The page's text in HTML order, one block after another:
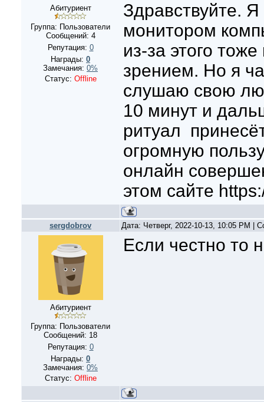
Абитуриент
Группа: Пользователи
Сообщений: 4
Репутация: 0
Награды: 0
Замечания: 0%
Статус: Offline
Здравствуйте.
монитором
из-за этого
зрением. Но я
слушаю свою
10 минут и
ритуал
огромную
онлайн
этом сайте
sergdobrov Дата: Четверг, 2022-10-13, 10:05 PM |
Абитуриент
Группа: Пользователи
Сообщений: 18
Репутация: 0
Награды: 0
Замечания: 0%
Статус: Offline
Если честно то